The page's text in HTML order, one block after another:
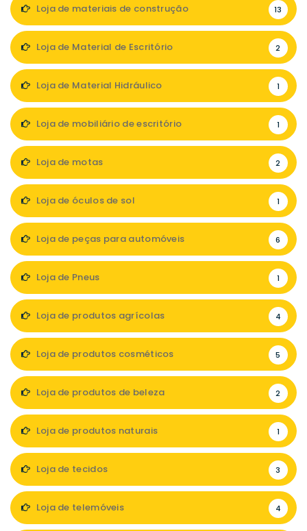
Loja de materiais de construção 13
Loja de Material de Escritório 2
Loja de Material Hidráulico 1
Loja de mobiliário de escritório 1
Loja de motas 2
Loja de óculos de sol 1
Loja de peças para automóveis 6
Loja de Pneus 1
Loja de produtos agrícolas 4
Loja de produtos cosméticos 5
Loja de produtos de beleza 2
Loja de produtos naturais 1
Loja de tecidos 3
Loja de telemóveis 4